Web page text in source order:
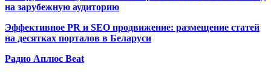
на зарубежную аудиторию
Эффективное PR и SEO продвижение: размещение статей
на десятках порталов в Беларуси
Радио Аплюс Beat